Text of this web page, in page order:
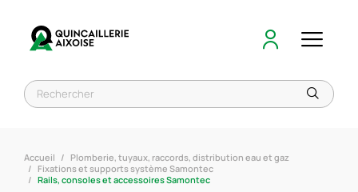
Accueil
Plomberie, tuyaux, raccords, distribution eau et gaz
Fixations et supports système Samontec
Rails, consoles et accessoires Samontec